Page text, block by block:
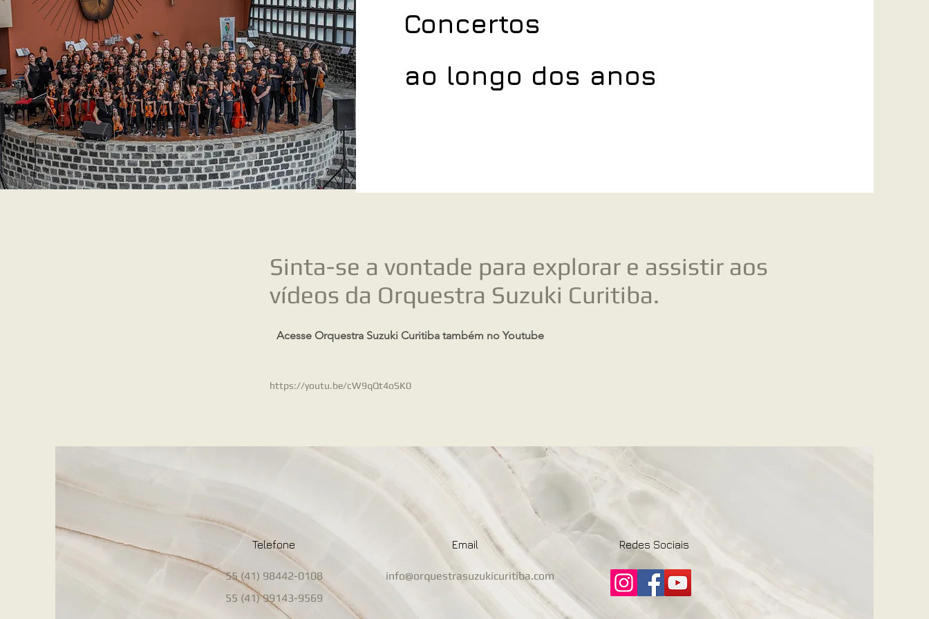
Concertos
ao longo dos anos
Sinta-se a vontade para explorar e assistir aos
vídeos da Orquestra Suzuki Curitiba.
Acesse Orquestra Suzuki Curitiba também no Youtube
https://youtu.be/cW9qQt4oSK0
Telefone
55 (41) 98442-0108
55 (41) 99143-9569
Email
info@orquestrasuzukicuritiba.com
Redes Sociais